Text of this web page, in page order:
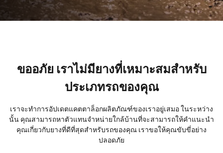
ขออภัย เราไม่มียางที่เหมาะสมสำหรับ
ประเภทรถของคุณ
เราจะทำการอัปเดตแคตตาล็อกผลิตภัณฑ์ของเราอยู่เสมอ ในระหว่าง
นั้น คุณสามารถหาตัวแทนจำหน่ายใกล้บ้านที่จะสามารถให้คำแนะนำ
คุณเกี่ยวกับยางที่ดีที่สุดสำหรับรถของคุณ เราขอให้คุณขับขี่อย่าง
ปลอดภัย